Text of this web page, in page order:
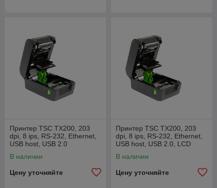
Принтер TSC TX200, 203
dpi, 8 ips, RS-232, Ethernet,
USB host, USB 2.0
В наличии
Цену уточняйте
Принтер TSC TX200, 203
dpi, 8 ips, RS-232, Ethernet,
USB host, USB 2.0, LCD
В наличии
Цену уточняйте